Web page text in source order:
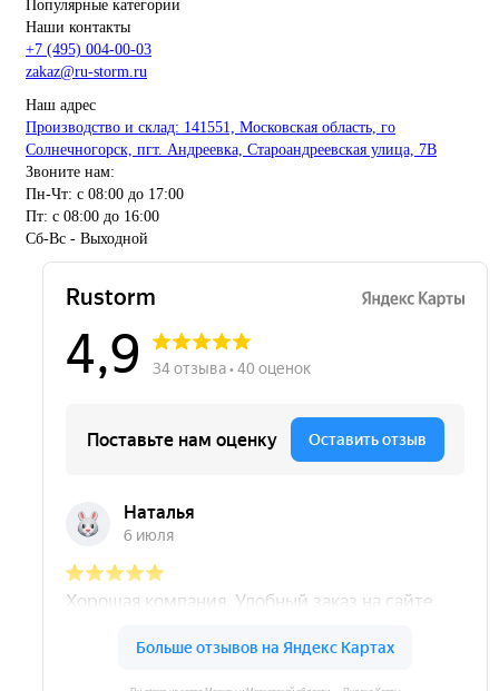
Популярные категории
Наши контакты
+7 (495) 004-00-03
zakaz@ru-storm.ru
Наш адрес
Производство и склад: 141551, Московская область, го
Солнечногорск, пгт. Андреевка, Староандреевская улица, 7В
Звоните нам:
Пн-Чт: с 08:00 до 17:00
Пт: с 08:00 до 16:00
Сб-Вс - Выходной